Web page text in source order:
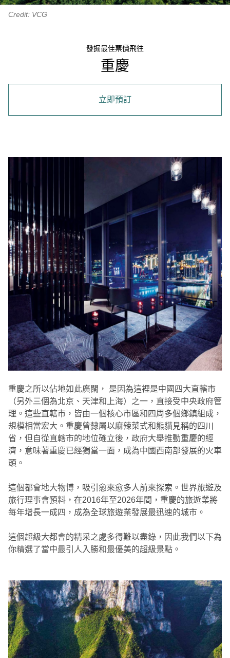
Credit: VCG
發掘最佳票價飛往
重慶
立即預訂
重慶之所以佔地如此廣闊， 是因為這裡是中國四大直轄市
（另外三個為北京、天津和上海）之一，直接受中央政府管
理。這些直轄市，皆由一個核心市區和四周多個鄉鎮組成，
規模相當宏大。重慶曾隸屬以麻辣菜式和熊貓見稱的四川
省，但自從直轄市的地位確立後，政府大舉推動重慶的經
濟，意味著重慶已經獨當一面，成為中國西南部發展的火車
頭。
這個都會地大物博，吸引愈來愈多人前來探索。世界旅遊及
旅行理事會預料，在2016年至2026年間，重慶的旅遊業將
每年增長一成四，成為全球旅遊業發展最迅速的城市。
這個超級大都會的精采之處多得難以盡錄，因此我們以下為
你精選了當中最引人入勝和最優美的超級景點。